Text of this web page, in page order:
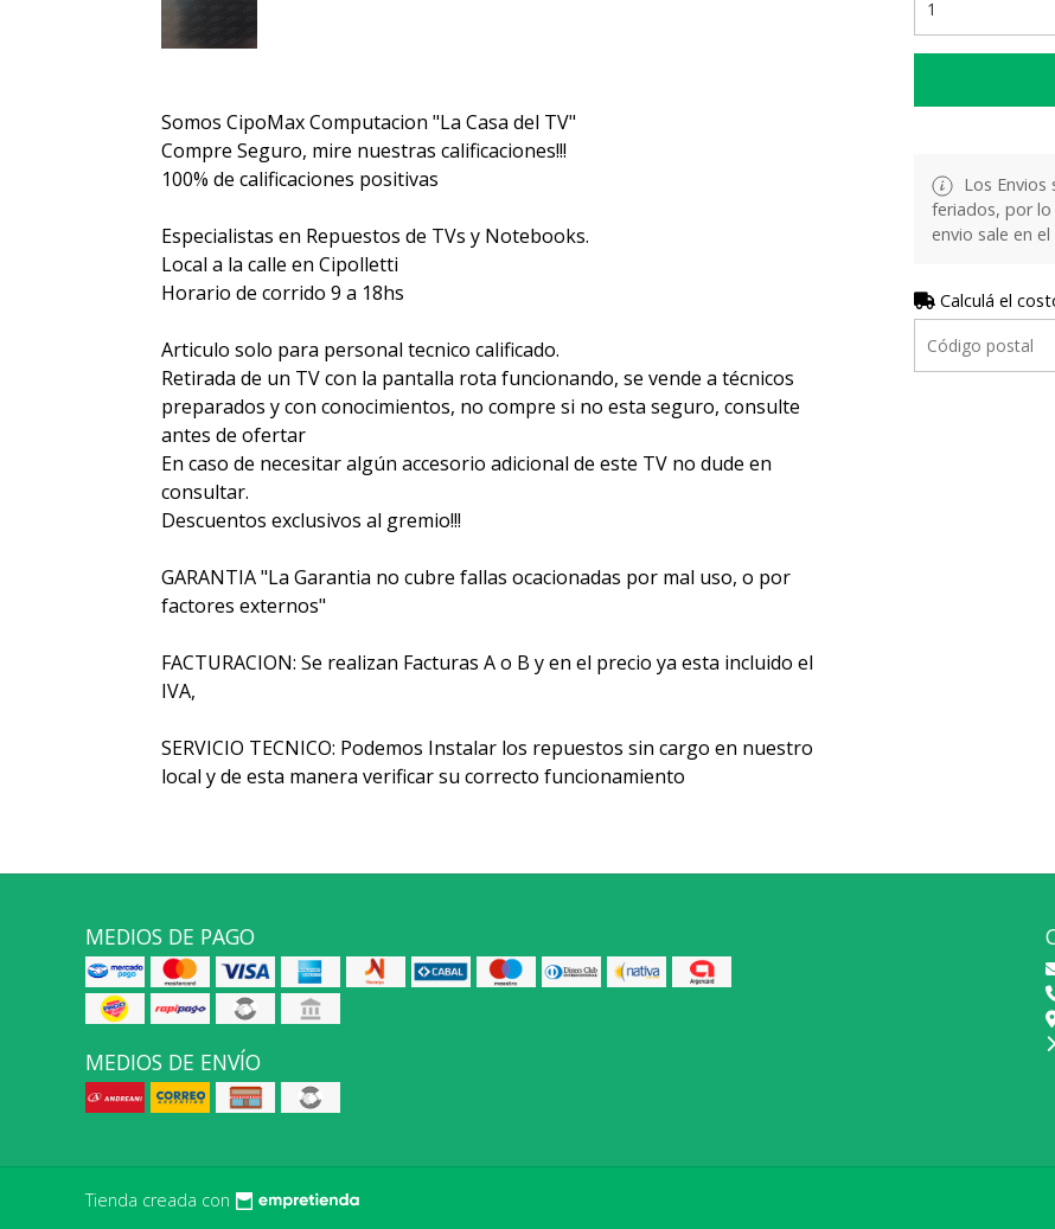
Somos CipoMax Computacion "La Casa del TV"
Compre Seguro, mire nuestras calificaciones!!!
100% de calificaciones positivas
Especialistas en Repuestos de TVs y Notebooks.
Local a la calle en Cipolletti
Horario de corrido 9 a 18hs
Articulo solo para personal tecnico calificado.
Retirada de un TV con la pantalla rota funcionando, se vende a técnicos
preparados y con conocimientos, no compre si no esta seguro, consulte
antes de ofertar
En caso de necesitar algún accesorio adicional de este TV no dude en
consultar.
Descuentos exclusivos al gremio!!!
GARANTIA "La Garantia no cubre fallas ocacionadas por mal uso, o por
factores externos"
FACTURACION: Se realizan Facturas A o B y en el precio ya esta incluido el
IVA,
SERVICIO TECNICO: Podemos Instalar los repuestos sin cargo en nuestro
local y de esta manera verificar su correcto funcionamiento
Los Envios
feriados, por lo
envio sale en
Calculá el
MEDIOS DE PAGO
MEDIOS DE ENVÍO
Tienda creada con